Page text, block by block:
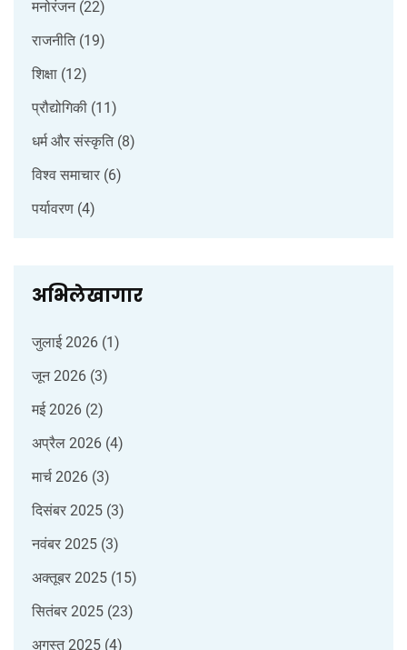
मनोरंजन (22)
राजनीति (19)
शिक्षा (12)
प्रौद्योगिकी (11)
धर्म और संस्कृति (8)
विश्व समाचार (6)
पर्यावरण (4)
अभिलेखागार
जुलाई 2026 (1)
जून 2026 (3)
मई 2026 (2)
अप्रैल 2026 (4)
मार्च 2026 (3)
दिसंबर 2025 (3)
नवंबर 2025 (3)
अक्तूबर 2025 (15)
सितंबर 2025 (23)
अगस्त 2025 (4)